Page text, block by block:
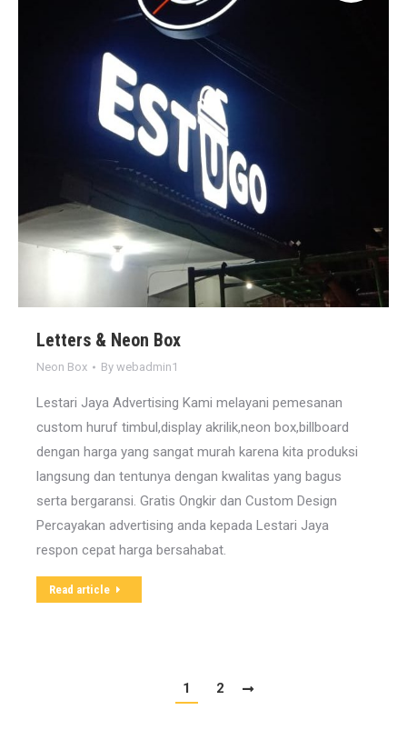
Letters & Neon Box
Neon Box By webadmin1
Lestari Jaya Advertising Kami melayani pemesanan
custom huruf timbul,display akrilik,neon box,billboard
dengan harga yang sangat murah karena kita produksi
langsung dan tentunya dengan kwalitas yang bagus
serta bergaransi. Gratis Ongkir dan Custom Design
Percayakan advertising anda kepada Lestari Jaya
respon cepat harga bersahabat.
Read article
1 2